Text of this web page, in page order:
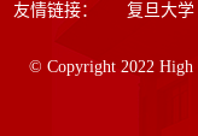
友情链接： 复旦大学
© Copyright 2022 High